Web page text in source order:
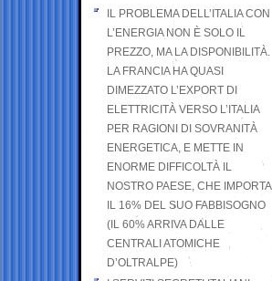
IL PROBLEMA DELL’ITALIA CON
L’ENERGIA NON È SOLO IL
PREZZO, MA LA DISPONIBILITÀ.
LA FRANCIA HA QUASI
DIMEZZATO L’EXPORT DI
ELETTRICITÀ VERSO L’ITALIA
PER RAGIONI DI SOVRANITÀ
ENERGETICA, E METTE IN
ENORME DIFFICOLTÀ IL
NOSTRO PAESE, CHE IMPORTA
IL 16% DEL SUO FABBISOGNO
(IL 60% ARRIVA DALLE
CENTRALI ATOMICHE
D’OLTRALPE)